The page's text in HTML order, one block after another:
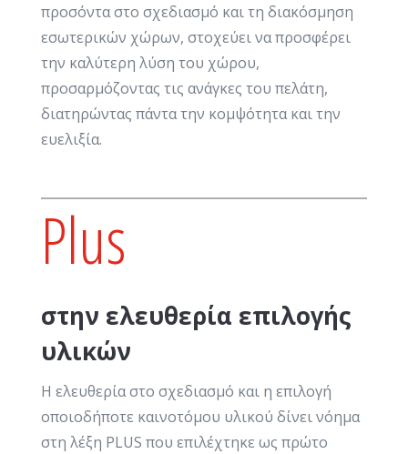
προσόντα στο σχεδιασμό και τη διακόσμηση
εσωτερικών χώρων, στοχεύει να προσφέρει
την καλύτερη λύση του χώρου,
προσαρμόζοντας τις ανάγκες του πελάτη,
διατηρώντας πάντα την κομψότητα και την
ευελιξία.
Plus
στην ελευθερία επιλογής
υλικών
Η ελευθερία στο σχεδιασμό και η επιλογή
οποιοδήποτε καινοτόμου υλικού δίνει νόημα
στη λέξη PLUS που επιλέχτηκε ως πρώτο